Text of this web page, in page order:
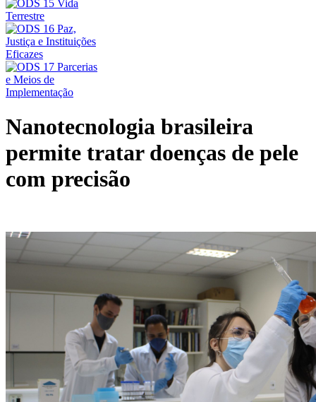
Nanotecnologia brasileira
permite tratar doenças de pele
com precisão